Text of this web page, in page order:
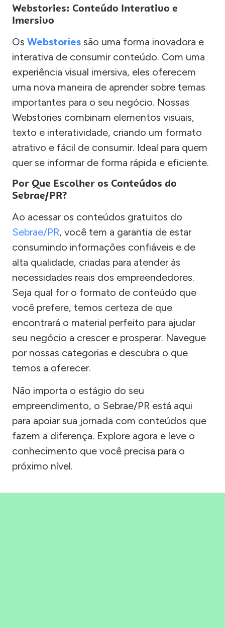
Webstories: Conteúdo Interativo e
Imersivo
Os Webstories são uma forma inovadora e
interativa de consumir conteúdo. Com uma
experiência visual imersiva, eles oferecem
uma nova maneira de aprender sobre temas
importantes para o seu negócio. Nossas
Webstories combinam elementos visuais,
texto e interatividade, criando um formato
atrativo e fácil de consumir. Ideal para quem
quer se informar de forma rápida e eficiente.
Por Que Escolher os Conteúdos do
Sebrae/PR?
Ao acessar os conteúdos gratuitos do
Sebrae/PR, você tem a garantia de estar
consumindo informações confiáveis e de
alta qualidade, criadas para atender às
necessidades reais dos empreendedores.
Seja qual for o formato de conteúdo que
você prefere, temos certeza de que
encontrará o material perfeito para ajudar
seu negócio a crescer e prosperar. Navegue
por nossas categorias e descubra o que
temos a oferecer.
Não importa o estágio do seu
empreendimento, o Sebrae/PR está aqui
para apoiar sua jornada com conteúdos que
fazem a diferença. Explore agora e leve o
conhecimento que você precisa para o
próximo nível.